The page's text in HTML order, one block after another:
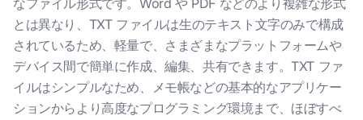
なファイル形式です。Word や PDF などのより複雑な形式
とは異なり、TXT ファイルは生のテキスト文字のみで構成
されているため、軽量で、さまざまなプラットフォームや
デバイス間で簡単に作成、編集、共有できます。TXT ファ
イルはシンプルなため、メモ帳などの基本的なアプリケー
ションからより高度なプログラミング環境まで、ほぼすべ